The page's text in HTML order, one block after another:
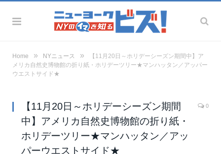
Home » NYニュース »
【11月20日～ホリデーシーズン期間中】ア
メリカ自然史博物館の折り紙・ホリデーツリー★マンハッタン／アッパー
ウエストサイド★
【11月20日～ホリデーシーズン期間
中】アメリカ自然史博物館の折り紙・
ホリデーツリー★マンハッタン／アッ
パーウエストサイド★
0